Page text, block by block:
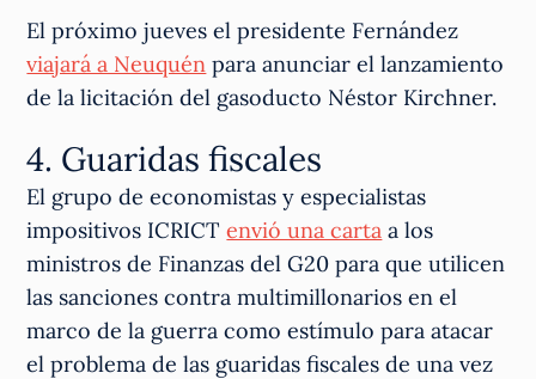
El próximo jueves el presidente Fernández
viajará a Neuquén para anunciar el lanzamiento
de la licitación del gasoducto Néstor Kirchner.
4. Guaridas fiscales
El grupo de economistas y especialistas
impositivos ICRICTenvió una carta a los
ministros de Finanzas del G20 para que utilicen
las sanciones contra multimillonarios en el
marco de la guerra como estímulo para atacar
el problema de las guaridas fiscales de una vez